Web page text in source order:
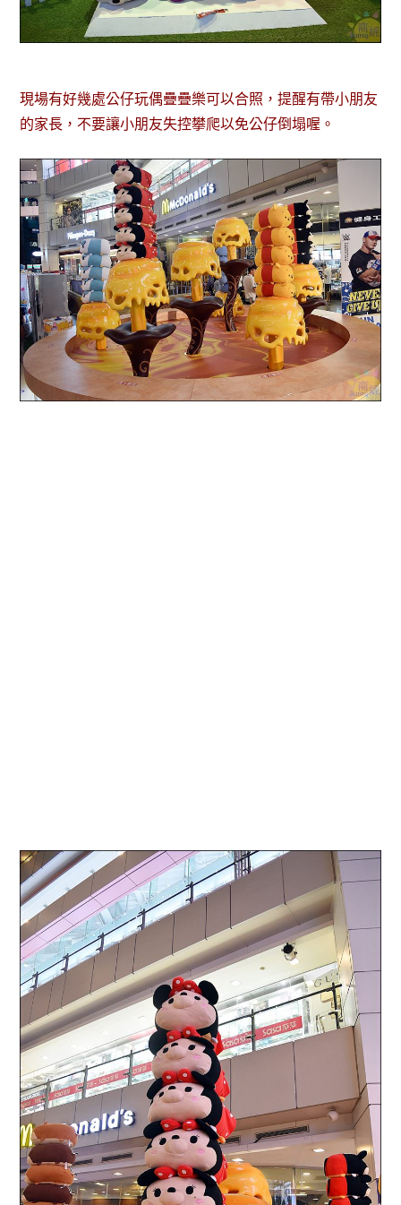
現場有好幾處公仔玩偶疊疊樂可以合照，提醒有帶小朋友
的家長，不要讓小朋友失控攀爬以免公仔倒塌喔。